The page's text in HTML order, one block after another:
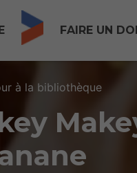
FAIRE UN
à la bibliothèque